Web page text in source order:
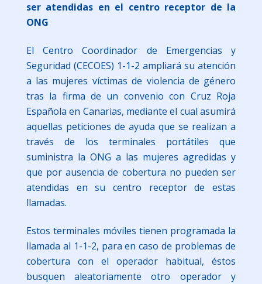
ser atendidas en el centro receptor de la
ONG
El Centro Coordinador de Emergencias y
Seguridad (CECOES) 1-1-2 ampliará su atención
a las mujeres víctimas de violencia de género
tras la firma de un convenio con Cruz Roja
Española en Canarias, mediante el cual asumirá
aquellas peticiones de ayuda que se realizan a
través de los terminales portátiles que
suministra la ONG a las mujeres agredidas y
que por ausencia de cobertura no pueden ser
atendidas en su centro receptor de estas
llamadas.
Estos terminales móviles tienen programada la
llamada al 1-1-2, para en caso de problemas de
cobertura con el operador habitual, éstos
busquen aleatoriamente otro operador y